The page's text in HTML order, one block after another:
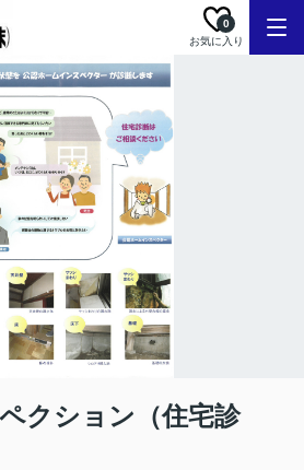
お気に入り
0
クション（住宅診